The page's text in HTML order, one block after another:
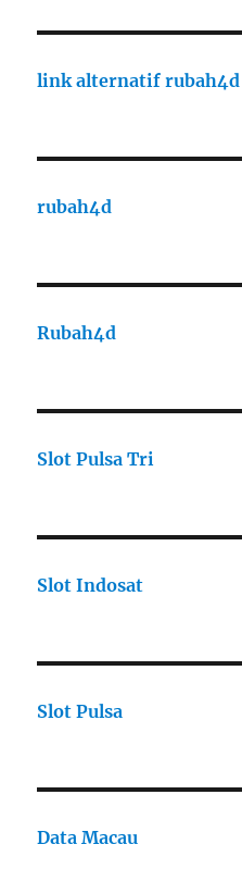
link alternatif rubah4d
rubah4d
Rubah4d
Slot Pulsa Tri
Slot Indosat
Slot Pulsa
Data Macau